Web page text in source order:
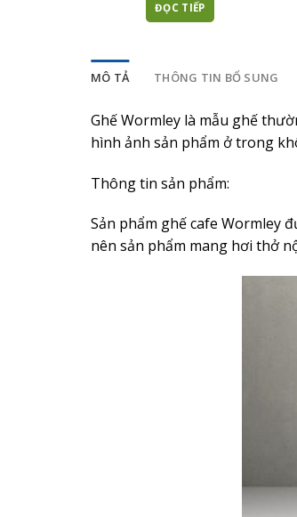
ĐỌC TIẾP
MÔ TẢ THÔNG TIN BỔ SUNG
Ghế Wormley là mẫu ghế
hình ảnh sản phẩm ở trong
Thông tin sản phẩm:
Sản phẩm ghế cafe Wormley
nên sản phẩm mang hơi thở